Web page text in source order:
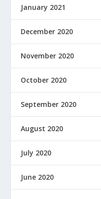
January 2021
December 2020
November 2020
October 2020
September 2020
August 2020
July 2020
June 2020